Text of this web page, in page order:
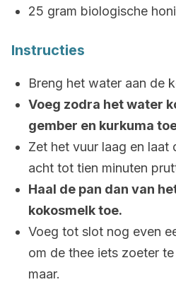
25 gram biologische
Instructies
Breng het water aan de
Voeg zodra het water
gember en kurkuma
Zet het vuur laag en laat
acht tot tien minuten
Haal de pan dan van
kokosmelk toe.
Voeg tot slot nog even
om de thee iets zoeter
maar.